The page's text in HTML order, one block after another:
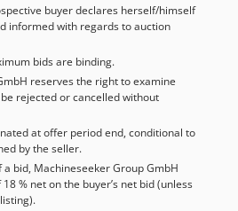
buyer declares herself/himself
informed with regards to auction
bids are binding.
reserves the right to examine
rejected or cancelled without
at offer period end, conditional to
by the seller.
a bid, Machineseeker Group GmbH
% net on the buyer’s net bid (unless